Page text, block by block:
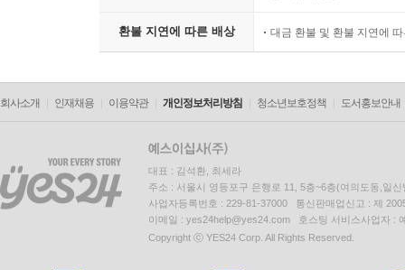
환불 지연에 따른 배상 대금 환불 및 환불 지연에
회사소개 인재채용 이용약관 개인정보처리방침 청소년보호정책 도서홍보안내
대표 : 김석환, 최세라
주소 : 서울시 영등포구 은행로 11, 5층~6층(여의도동,일신
사업자등록번호 : 229-81-37000 통신판매업신고 : 제
이메일 : yes24help@yes24.com 호스팅 서비스사업자 :
Copyright ⓒ YES24 Corp. All Rights Reserved.